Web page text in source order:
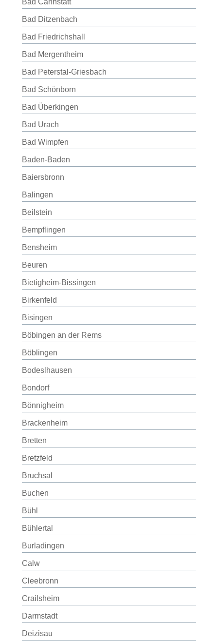
Bad Cannstatt
Bad Ditzenbach
Bad Friedrichshall
Bad Mergentheim
Bad Peterstal-Griesbach
Bad Schönborn
Bad Überkingen
Bad Urach
Bad Wimpfen
Baden-Baden
Baiersbronn
Balingen
Beilstein
Bempflingen
Bensheim
Beuren
Bietigheim-Bissingen
Birkenfeld
Bisingen
Böbingen an der Rems
Böblingen
Bodeslhausen
Bondorf
Bönnigheim
Brackenheim
Bretten
Bretzfeld
Bruchsal
Buchen
Bühl
Bühlertal
Burladingen
Calw
Cleebronn
Crailsheim
Darmstadt
Deizisau